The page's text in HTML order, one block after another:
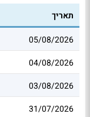
תאריך
05/08/2026
04/08/2026
03/08/2026
31/07/2026